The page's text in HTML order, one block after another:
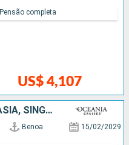
US$ 4,107
Pensão completa
INDONESIA, TAILÃNDIA, MALÁSIA, SINGAPURA
Benoa 15/02/2029